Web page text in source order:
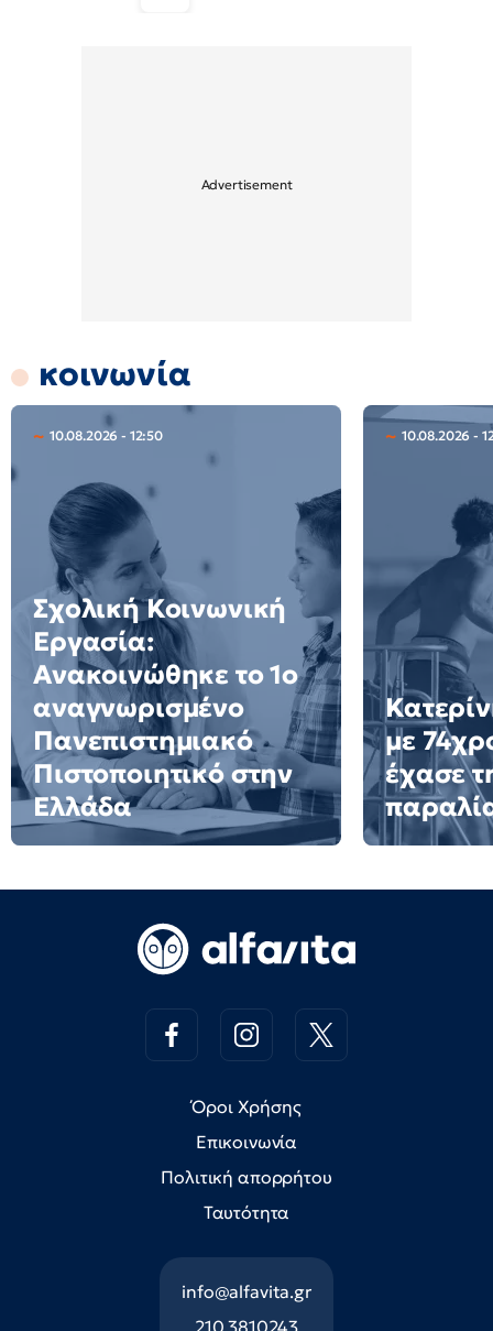
κοινωνία
10.08.2026 - 12:50
Σχολική Κοινωνική
Εργασία:
Ανακοινώθηκε το 1ο
αναγνωρισμένο
Πανεπιστημιακό
Πιστοποιητικό στην
Ελλάδα
10.08.2026 -
με
έχασε
Όροι Χρήσης
Επικοινωνία
Πολιτική απορρήτου
Ταυτότητα
info@alfavita.gr
210 3810243